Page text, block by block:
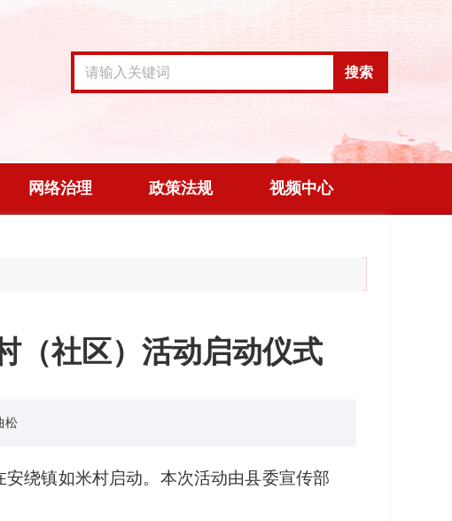
搜索
网络治理 政策法规 视频中心
（社区）活动启动仪式
松
绕镇如米村启动。本次活动由县委宣传部